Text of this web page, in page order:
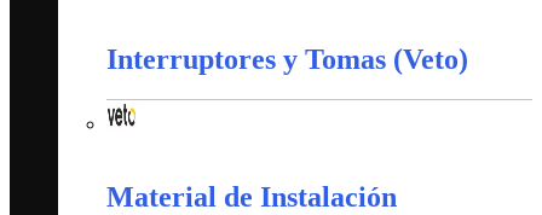
Interruptores y Tomas (Veto)
Material de Instalación